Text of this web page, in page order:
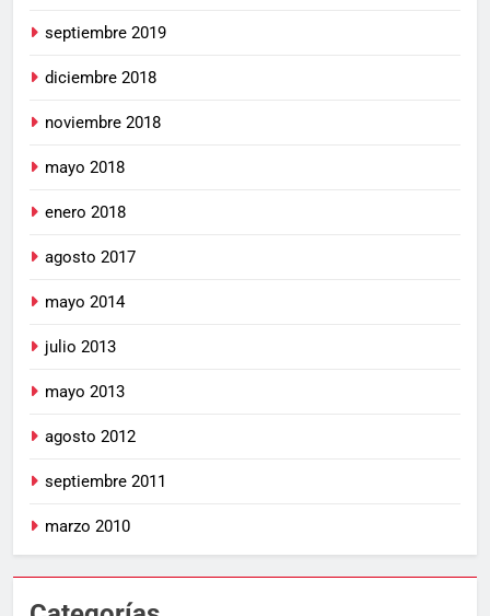
septiembre 2019
diciembre 2018
noviembre 2018
mayo 2018
enero 2018
agosto 2017
mayo 2014
julio 2013
mayo 2013
agosto 2012
septiembre 2011
marzo 2010